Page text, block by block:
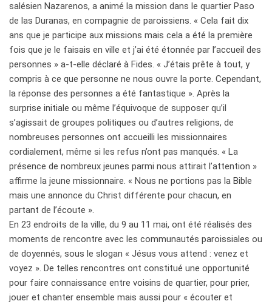
salésien Nazarenos, a animé la mission dans le quartier Paso
de las Duranas, en compagnie de paroissiens. « Cela fait dix
ans que je participe aux missions mais cela a été la première
fois que je le faisais en ville et j’ai été étonnée par l’accueil des
personnes » a-t-elle déclaré à Fides. « J’étais prête à tout, y
compris à ce que personne ne nous ouvre la porte. Cependant,
la réponse des personnes a été fantastique ». Après la
surprise initiale ou même l’équivoque de supposer qu’il
s’agissait de groupes politiques ou d’autres religions, de
nombreuses personnes ont accueilli les missionnaires
cordialement, même si les refus n’ont pas manqués. « La
présence de nombreux jeunes parmi nous attirait l’attention »
affirme la jeune missionnaire. « Nous ne portions pas la Bible
mais une annonce du Christ différente pour chacun, en
partant de l’écoute ».
En 23 endroits de la ville, du 9 au 11 mai, ont été réalisés des
moments de rencontre avec les communautés paroissiales ou
de doyennés, sous le slogan « Jésus vous attend : venez et
voyez ». De telles rencontres ont constitué une opportunité
pour faire connaissance entre voisins de quartier, pour prier,
jouer et chanter ensemble mais aussi pour « écouter et